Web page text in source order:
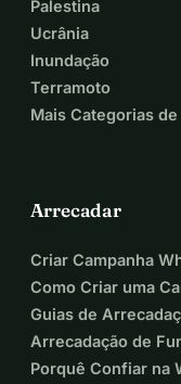
Palestina
Ucrânia
Inundação
Terramoto
Mais Categorias
Arrecadar
Criar Campanha
Como Criar uma
Guias de
Arrecadação de
Porquê Confiar na